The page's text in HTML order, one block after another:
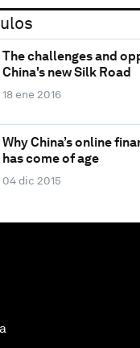
The challenges and
China's new Silk Road
18 ene 2016
Why China’s online
has come of age
04 dic 2015